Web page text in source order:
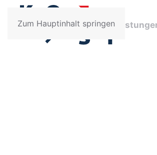
Zum Hauptinhalt springen